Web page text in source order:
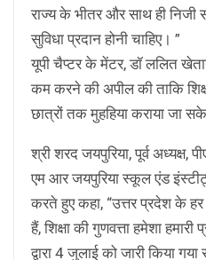
राज्य के भीतर और साथ ही निजी
सुविधा प्रदान होनी चाहिए। ”
यूपी चैप्टर के मेंटर, डॉ ललित
कम करने की अपील की ताकि
छात्रों तक मुहहिया कराया जा
श्री शरद जयपुरिया, पूर्व
एम आर जयपुरिया स्कूल एंड
करते हुए कहा, “उत्तर प्रदेश के
हैं, शिक्षा की गुणवत्ता हमेशा
द्वारा 4 जुलाई को जारी किया